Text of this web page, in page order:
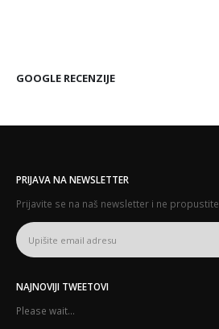
GOOGLE RECENZIJE
PRIJAVA NA NEWSLETTER
Prijavite se na naš newsletter i ne
NAJNOVIJI TWEETOVI
Please wait...